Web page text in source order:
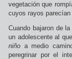
vegetación que
cuyos rayos
Cuando bajaron de
un adolescente al
niño a medio
peregrinar por el